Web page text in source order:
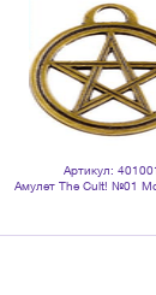
Артикул:
Амулет The Cult! №01